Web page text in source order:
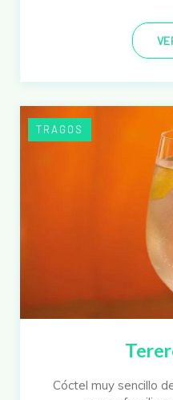
TRAGOS
Cóctel muy sencillo